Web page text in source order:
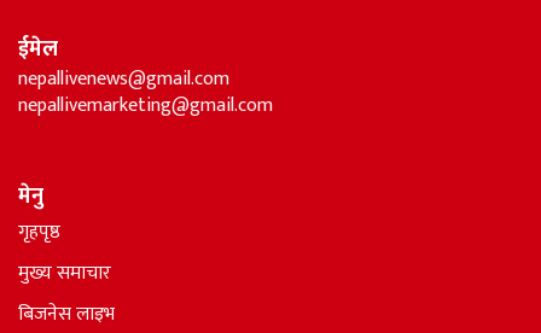
ईमेल
nepallivenews@gmail.com
nepallivemarketing@gmail.com
मेनु
गृहपृष्ठ
मुख्य समाचार
बिजनेस लाइभ